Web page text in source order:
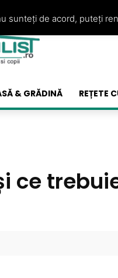
& GRĂDINĂ REȚETE
ce
sunteți de acord, puteți